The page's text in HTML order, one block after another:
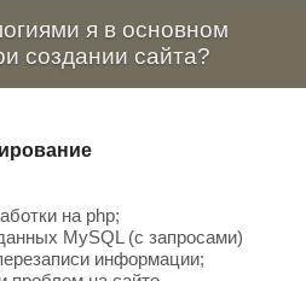
я в основном
создании сайта?
на php;
MySQL (с запросами)
информации;